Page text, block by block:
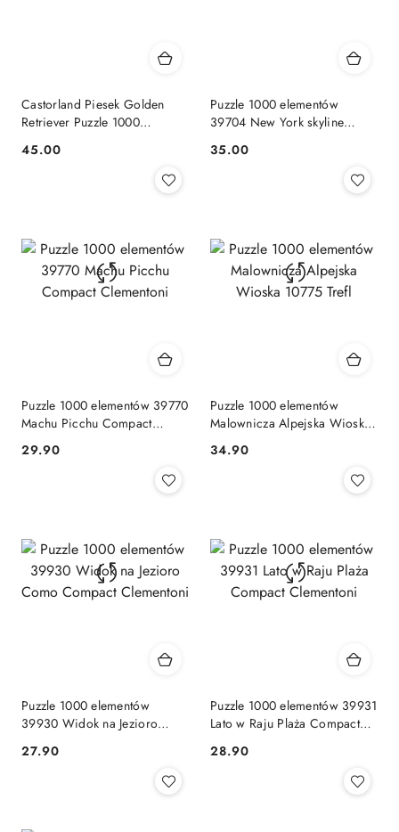
Castorland Piesek Golden
Retriever Puzzle 1000
Cena:
45.00
Puzzle 1000 elementów
39704 New York skyline
Cena:
35.00
Puzzle 1000 elementów 39770
Machu Picchu Compact
Cena:
29.90
Puzzle 1000 elementów
Malownicza Alpejska Wioska
Cena:
34.90
Puzzle 1000 elementów
39930 Widok na Jezioro
Cena:
27.90
Puzzle 1000 elementów 39931
Lato w Raju Plaża Compact
Cena:
28.90